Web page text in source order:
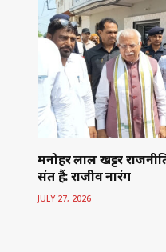
मनोहर लाल खट्टर
संत हैं: राजीव नारंग
JULY 27, 2026